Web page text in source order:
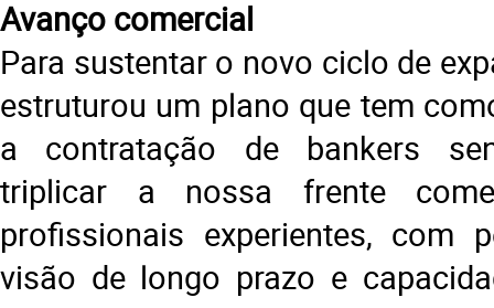
Avanço comercial
Para sustentar o novo ciclo de
estruturou um plano que tem
a contratação de bankers
triplicar a nossa frente
profissionais experientes, com
visão de longo prazo e